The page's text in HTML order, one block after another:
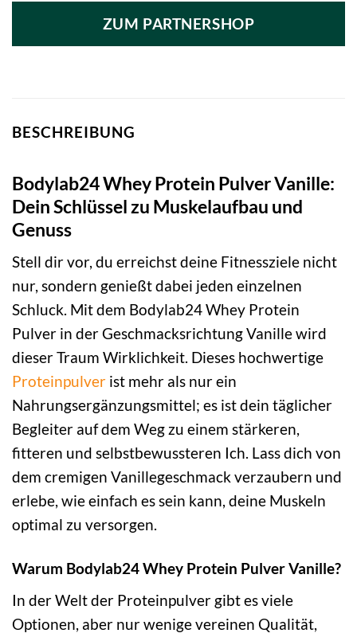
war:
99,90 €
ist:
79,90 €.
ZUM PARTNERSHOP
BESCHREIBUNG
Bodylab24 Whey Protein Pulver Vanille:
Dein Schlüssel zu Muskelaufbau und
Genuss
Stell dir vor, du erreichst deine Fitnessziele nicht
nur, sondern genießt dabei jeden einzelnen
Schluck. Mit dem Bodylab24 Whey Protein
Pulver in der Geschmacksrichtung Vanille wird
dieser Traum Wirklichkeit. Dieses hochwertige
Proteinpulver ist mehr als nur ein
Nahrungsergänzungsmittel; es ist dein täglicher
Begleiter auf dem Weg zu einem stärkeren,
fitteren und selbstbewussteren Ich. Lass dich von
dem cremigen Vanillegeschmack verzaubern und
erlebe, wie einfach es sein kann, deine Muskeln
optimal zu versorgen.
Warum Bodylab24 Whey Protein Pulver Vanille?
In der Welt der Proteinpulver gibt es viele
Optionen, aber nur wenige vereinen Qualität,